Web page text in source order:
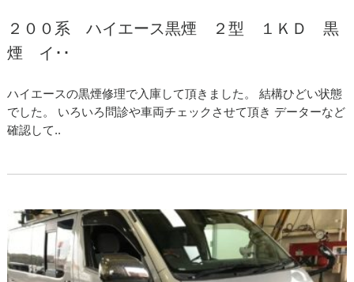
２００系 ハイエース黒煙 ２型 １ＫＤ 黒
煙 イ･･
ハイエースの黒煙修理で入庫して頂きました。 結構ひどい状態
でした。 いろいろ問診や車両チェックさせて頂き データーなど
確認して..